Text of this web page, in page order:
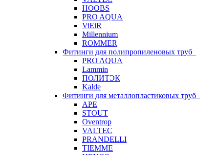
HOOBS
PRO AQUA
ViEiR
Millennium
ROMMER
Фитинги для полипропиленовых труб
PRO AQUA
Lammin
ПОЛИТЭК
Kalde
Фитинги для металлопластиковых труб
APE
STOUT
Oventrop
VALTEC
PRANDELLI
TIEMME